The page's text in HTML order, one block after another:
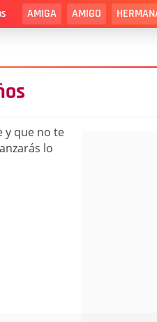
AMIGA AMIGO
y que no te
lo